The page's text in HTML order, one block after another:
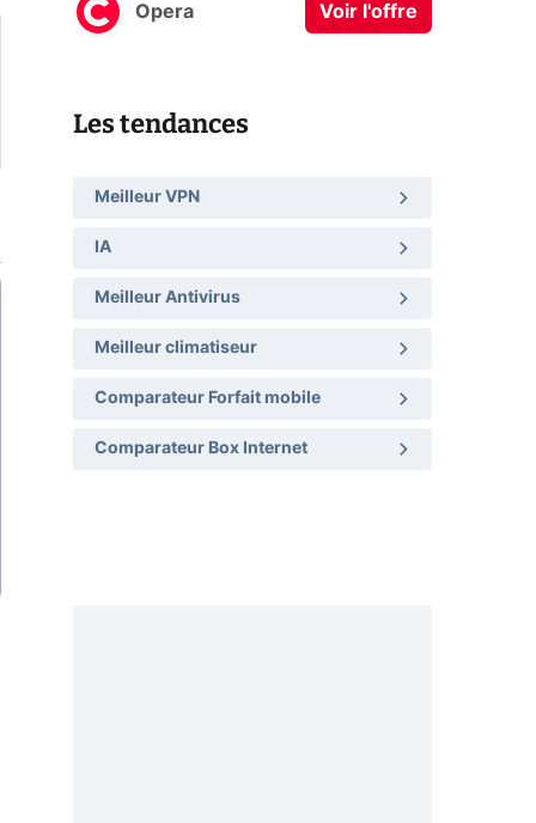
Opera Voir l'offre
Les tendances
Meilleur VPN
IA
Meilleur Antivirus
Meilleur climatiseur
Comparateur Forfait mobile
Comparateur Box Internet